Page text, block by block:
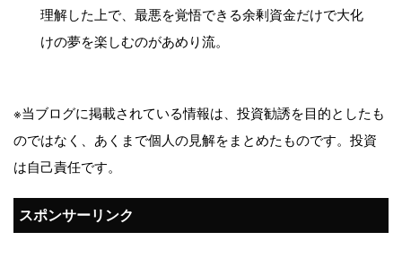
理解した上で、最悪を覚悟できる余剰資金だけで大化
けの夢を楽しむのがあめり流。
※当ブログに掲載されている情報は、投資勧誘を目的としたも
のではなく、あくまで個人の見解をまとめたものです。投資
は自己責任です。
スポンサーリンク